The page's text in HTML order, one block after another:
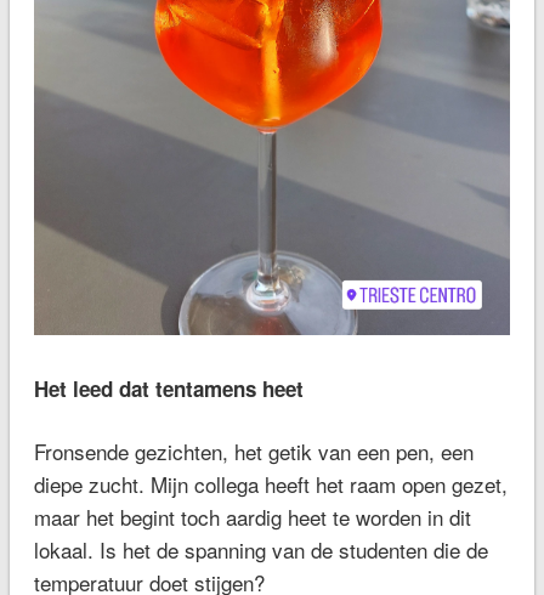
Het leed dat tentamens heet
Fronsende gezichten, het getik van een pen, een
diepe zucht. Mijn collega heeft het raam open gezet,
maar het begint toch aardig heet te worden in dit
lokaal. Is het de spanning van de studenten die de
temperatuur doet stijgen?